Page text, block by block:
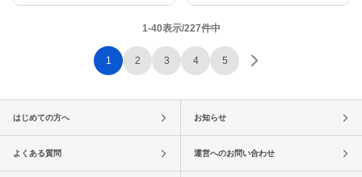
1-40表示/227件中
1 2 3 4 5
はじめての方へ お知らせ
よくある質問 運営へのお問い合わせ